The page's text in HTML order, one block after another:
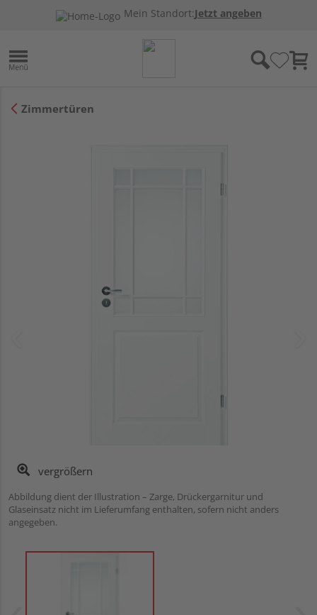
Mein Standort:Jetzt angeben
Zimmertüren
vergrößern
Abbildung dient der Illustration – Zarge, Drückergarnitur und
Glaseinsatz nicht im Lieferumfang enthalten, sofern nicht anders
angegeben.